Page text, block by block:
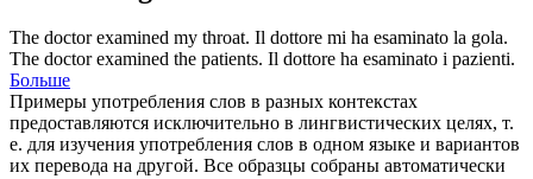
The doctorexamined my throat. Il dottore mi ha esaminato la gola.
The doctorexamined the patients. Il dottore ha esaminato i pazienti.
Больше
Примеры употребления слов в разных контекстах
предоставляются исключительно в лингвистических целях, т.
е. для изучения употребления слов в одном языке и вариантов
их перевода на другой. Все образцы собраны автоматически